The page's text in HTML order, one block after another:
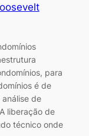
para
é de
de
liberação de
técnico onde